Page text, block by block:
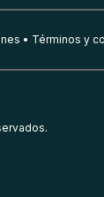
Términos y